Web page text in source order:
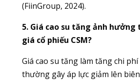
(FiinGroup, 2024).
5. Giá cao su tăng ảnh hưởng
giá cổ phiếu CSM?
Giá cao su tăng làm tăng chi phí
thường gây áp lực giảm lên